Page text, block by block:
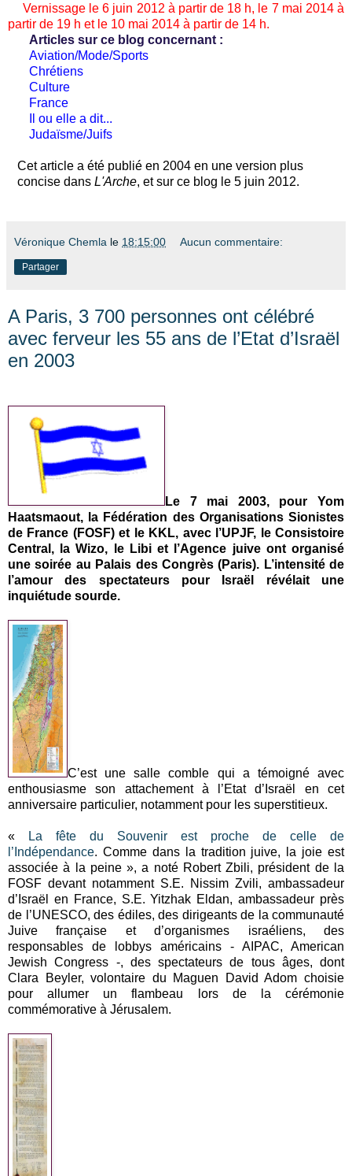
Vernissage le 6 juin 2012 à partir de 18 h, le 7 mai 2014 à
partir de 19 h et le 10 mai 2014 à partir de 14 h.
Articles sur ce blog concernant :
Aviation/Mode/Sports
Chrétiens
Culture
France
Il ou elle a dit...
Judaïsme/Juifs
Cet article a été publié en 2004 en une version plus
concise dansL'Arche, et sur ce blog le 5 juin 2012.
Véronique Chemla le 18:15:00 Aucun commentaire:
Partager
A Paris, 3 700 personnes ont célébré
avec ferveur les 55 ans de l’Etat d’Israël
en 2003
Le 7 mai 2003, pour Yom
Haatsmaout, la Fédération des Organisations Sionistes
de France (FOSF) et le KKL, avec l’UPJF, le Consistoire
Central, la Wizo, le Libi et l’Agence juive ont organisé
une soirée au Palais des Congrès (Paris). L’intensité de
l’amour des spectateurs pour Israël révélait une
inquiétude sourde.
C’est une salle comble qui a témoigné avec
enthousiasme son attachement à l’Etat d’Israël en cet
anniversaire particulier, notamment pour les superstitieux.
«
La fête du Souvenir est proche de celle de
l’Indépendance. Comme dans la tradition juive, la joie est
associée à la peine », a noté Robert Zbili, président de la
FOSF devant notamment S.E. Nissim Zvili, ambassadeur
d’Israël en France, S.E. Yitzhak Eldan, ambassadeur près
de l’UNESCO, des édiles, des dirigeants de la communauté
Juive française et d’organismes israéliens, des
responsables de lobbys américains - AIPAC, American
Jewish Congress -, des spectateurs de tous âges, dont
Clara Beyler, volontaire du Maguen David Adom choisie
pour allumer un flambeau lors de la cérémonie
commémorative à Jérusalem.